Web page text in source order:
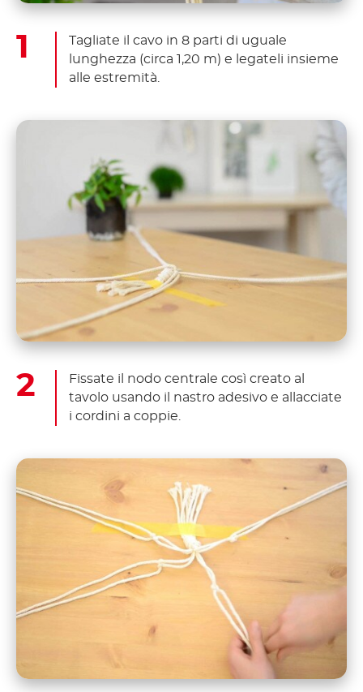
Tagliate il cavo in 8 parti di uguale
lunghezza (circa 1,20 m) e legateli insieme
alle estremità.
Fissate il nodo centrale così creato al
tavolo usando il nastro adesivo e allacciate
i cordini a coppie.